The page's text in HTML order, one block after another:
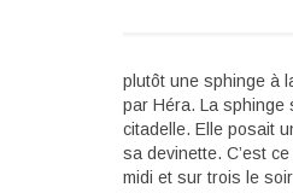
plutôt une sphinge à
par Héra. La sphinge
citadelle. Elle posait
sa devinette. C’est
midi et sur trois le